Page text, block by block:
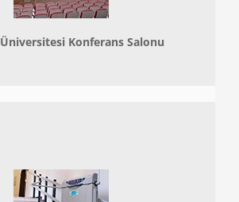
Konferans Salonu